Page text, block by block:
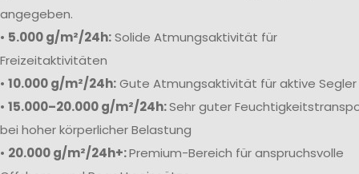
angegeben.
• 5.000 g/m²/24h:Solide Atmungsaktivität für
Freizeitaktivitäten
• 10.000 g/m²/24h:Gute Atmungsaktivität für aktive Segler
• 15.000–20.000 g/m²/24h:Sehr guter
bei hoher körperlicher Belastung
• 20.000 g/m²/24h+:Premium-Bereich für anspruchsvolle